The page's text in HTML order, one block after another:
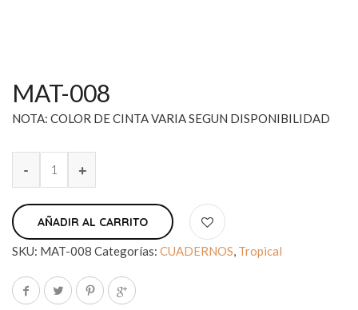
MAT-008
NOTA: COLOR DE CINTA VARIA SEGUN DISPONIBILIDAD
AÑADIR AL CARRITO
SKU: MAT-008 Categorías: CUADERNOS, Tropical